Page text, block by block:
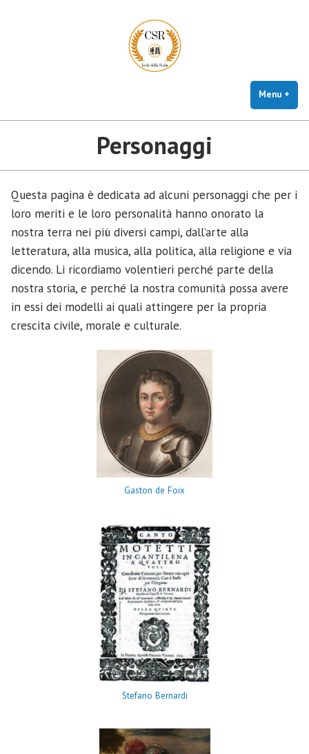
Menu +
Personaggi
Questa pagina è dedicata ad alcuni personaggi che per i
loro meriti e le loro personalità hanno onorato la
nostra terra nei più diversi campi, dall’arte alla
letteratura, alla musica, alla politica, alla religione e via
dicendo. Li ricordiamo volentieri perché parte della
nostra storia, e perché la nostra comunità possa avere
in essi dei modelli ai quali attingere per la propria
crescita civile, morale e culturale.
Gaston de Foix
Stefano Bernardi